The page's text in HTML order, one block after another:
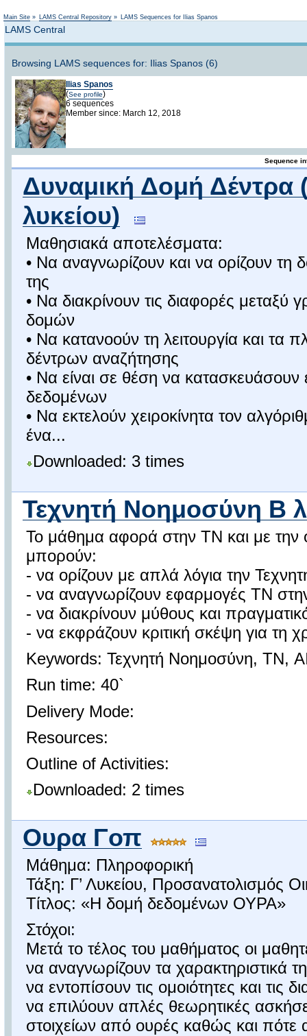
Main Site » LAMS Central Repository » LAMS Sequences for Ilias Spanos
LAMS Central
Browsing LAMS sequences for: Ilias Spanos (6)
Ilias Spanos
(See profile)
6 sequences
Member since: March 12, 2018
Sequence
Δυναμική Δομή Δέντρα
λυκείου)
Μαθησιακά αποτελέσματα:
• Να αναγνωρίζουν και να ορίζουν τη
της
• Να διακρίνουν τις διαφορές μεταξύ
δομών
• Να κατανοούν τη λειτουργία και τα
δέντρων αναζήτησης
• Να είναι σε θέση να
δεδομένων
• Να εκτελούν χειροκίνητα τον
ένα...
Downloaded: 3 times
Τεχνητή Νοημοσύνη Β
Το μάθημα αφορά στην ΤΝ και με την
μπορούν:
- να ορίζουν με απλά λόγια την
- να αναγνωρίζουν εφαρμογές ΤΝ
- να διακρίνουν μύθους και
- να εκφράζουν κριτική σκέψη για τη
Keywords: Τεχνητή Νοημοσύνη, ΤΝ,
Run time: 40`
Delivery Mode:
Resources:
Outline of Activities:
Downloaded: 2 times
Ουρα Γοπ
Μάθημα: Πληροφορική
Τάξη: Γ’ Λυκείου, Προσανατολισμός
Τίτλος: «Η δομή δεδομένων ΟΥΡΑ»
Στόχοι:
Μετά το τέλος του μαθήματος οι
να αναγνωρίζουν τα χαρακτηριστικά
να εντοπίσουν τις ομοιότητες και
να επιλύουν απλές θεωρητικές
στοιχείων από ουρές καθώς και πότε